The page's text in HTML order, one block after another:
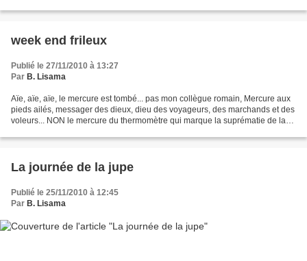
week end frileux
Publié le 27/11/2010 à 13:27
Par B. Lisama
Aïe, aïe, aïe, le mercure est tombé... pas mon collègue romain, Mercure aux
pieds ailés, messager des dieux, dieu des voyageurs, des marchands et des
voleurs... NON le mercure du thermomètre qui marque la suprématie de la
La journée de la jupe
Publié le 25/11/2010 à 12:45
Par B. Lisama